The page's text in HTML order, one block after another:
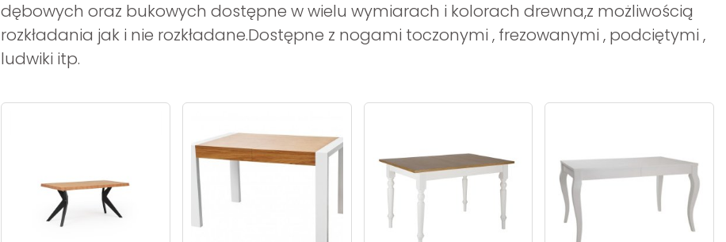
dębowych oraz bukowych dostępne w wielu wymiarach i kolorach drewna,z możliwością
rozkładania jak i nie rozkładane.Dostępne z nogami toczonymi , frezowanymi , podciętymi ,
ludwiki itp.